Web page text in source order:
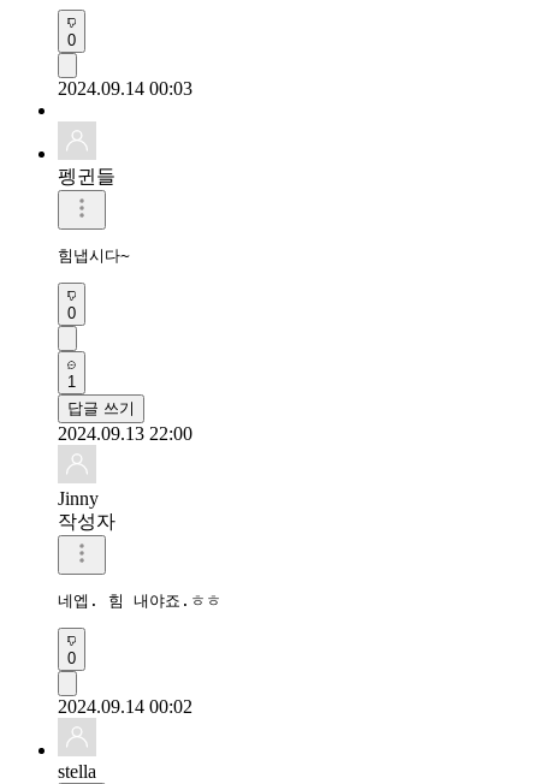
0
2024.09.14 00:03
펭귄들
0
1
답글 쓰기
2024.09.13 22:00
Jinny
작성자
네엡. 힘 내야죠.ㅎㅎ
0
2024.09.14 00:02
stella